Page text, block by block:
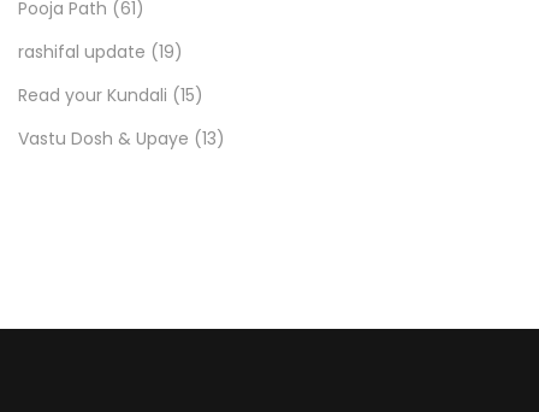
Pooja Path (61)
rashifal update (19)
Read your Kundali (15)
Vastu Dosh & Upaye (13)